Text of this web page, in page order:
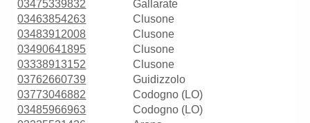
03475339832
Gallarate
03463854263
Clusone
03483912008
Clusone
03490641895
Clusone
03338913152
Clusone
03762660739
Guidizzolo
03773046882
Codogno (LO)
03485966963
Codogno (LO)